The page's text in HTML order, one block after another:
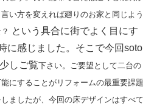
い方を変えれば廻りのお家と同じよう
という具合に街でよく目にす
に感じました。そこで今回soto
しご覧下さい。ご要望として二台の
にすることがリフォームの最重要課題
ましたが、今回の床デザインはすべて